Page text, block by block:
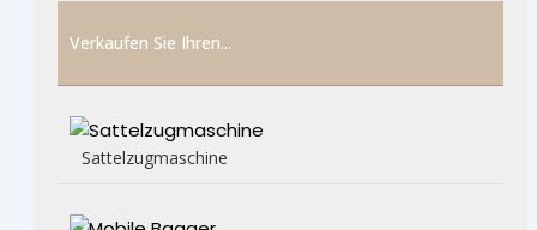
Verkaufen Sie Ihren...
Sattelzugmaschine